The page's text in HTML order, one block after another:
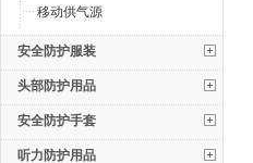
移动供气源
安全防护服装
头部防护用品
安全防护手套
听力防护用品